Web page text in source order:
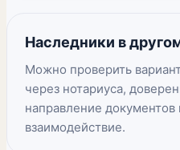
Наследники в
Можно проверить
через нотариуса,
направление
взаимодействие.